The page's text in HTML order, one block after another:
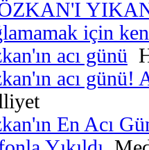
için
acı günü
acı günü!
En Acı